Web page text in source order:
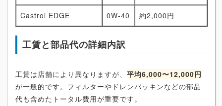
Castrol EDGE 0W-40 約2,000円
工賃と部品代の詳細内訳
工賃は店舗により異なりますが、 平均6,000〜12,000円
が一般的です。フィルターやドレンパッキンなどの部品
代も含めたトータル費用が重要です。